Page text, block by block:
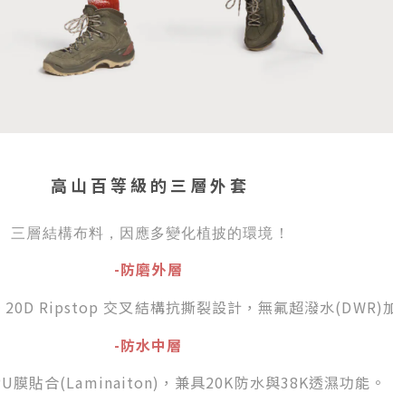
高山百等級的三層外套
三層結構布料，因應多變化植披的環境！
-防磨外層
Ripstop 交叉結構抗撕裂設計，無氟超潑水(DWR)
-防水中層
膜貼合(Laminaiton)，兼具20K防水與38K透濕功能。